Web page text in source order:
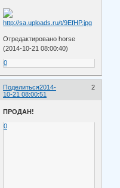
Отредактировано horse
(2014-10-21 08:00:40)
0
Поделиться 2
2014-
10-21 08:00:51
ПРОДАН!
0